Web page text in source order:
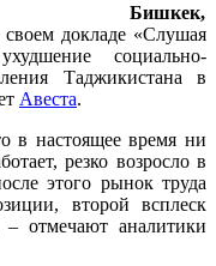
Бишкек,
докладе «Слушая
социально-
Таджикистана в
Авеста.
в настоящее время ни
резко возросло в
этого рынок труда
второй всплеск
отмечают аналитики